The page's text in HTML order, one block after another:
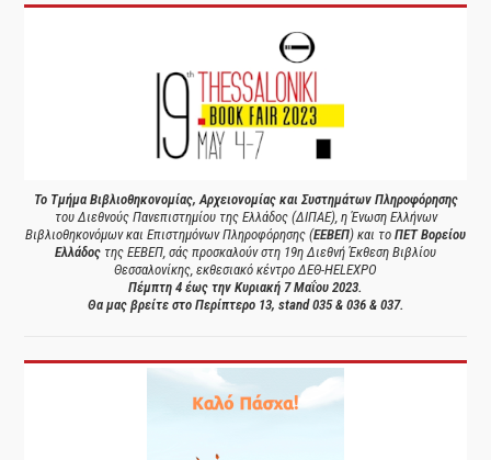
Το Τμήμα Βιβλιοθηκονομίας, Αρχειονομίας και Συστημάτων Πληροφόρησης
του Διεθνούς Πανεπιστημίου της Ελλάδος (ΔΙΠΑΕ), η Ένωση Ελλήνων
Βιβλιοθηκονόμων και Επιστημόνων Πληροφόρησης (ΕΕΒΕΠ) και το ΠΕΤ Βορείου
Ελλάδος της ΕΕΒΕΠ, σάς προσκαλούν στη 19η Διεθνή Έκθεση Βιβλίου
Θεσσαλονίκης, εκθεσιακό κέντρο ΔΕΘ-HELEXPO
Πέμπτη 4 έως την Κυριακή 7 Μαΐου 2023.
Θα μας βρείτε στο Περίπτερο 13, stand 035 & 036 & 037.